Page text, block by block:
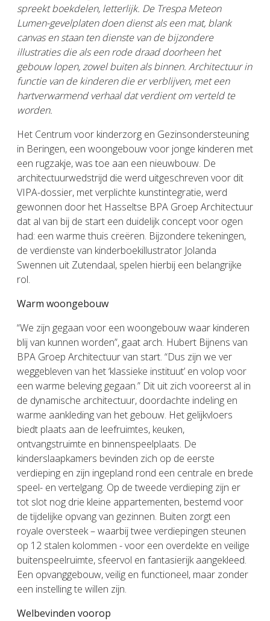
spreekt boekdelen, letterlijk. De Trespa Meteon
Lumen-gevelplaten doen dienst als een mat, blank
canvas en staan ten dienste van de bijzondere
illustraties die als een rode draad doorheen het
gebouw lopen, zowel buiten als binnen. Architectuur in
functie van de kinderen die er verblijven, met een
hartverwarmend verhaal dat verdient om verteld te
worden.
Het Centrum voor kinderzorg en Gezinsondersteuning
in Beringen, een woongebouw voor jonge kinderen met
een rugzakje, was toe aan een nieuwbouw. De
architectuurwedstrijd die werd uitgeschreven voor dit
VIPA-dossier, met verplichte kunstintegratie, werd
gewonnen door het Hasseltse BPA Groep Architectuur
dat al van bij de start een duidelijk concept voor ogen
had: een warme thuis creëren. Bijzondere tekeningen,
de verdienste van kinderboekillustrator Jolanda
Swennen uit Zutendaal, spelen hierbij een belangrijke
rol.
Warm woongebouw
“We zijn gegaan voor een woongebouw waar kinderen
blij van kunnen worden”, gaat arch. Hubert Bijnens van
BPA Groep Architectuur van start. “Dus zijn we ver
weggebleven van het ‘klassieke instituut’ en volop voor
een warme beleving gegaan.” Dit uit zich vooreerst al in
de dynamische architectuur, doordachte indeling en
warme aankleding van het gebouw. Het gelijkvloers
biedt plaats aan de leefruimtes, keuken,
ontvangstruimte en binnenspeelplaats. De
kinderslaapkamers bevinden zich op de eerste
verdieping en zijn ingepland rond een centrale en brede
speel- en vertelgang. Op de tweede verdieping zijn er
tot slot nog drie kleine appartementen, bestemd voor
de tijdelijke opvang van gezinnen. Buiten zorgt een
royale oversteek – waarbij twee verdiepingen steunen
op 12 stalen kolommen - voor een overdekte en veilige
buitenspeelruimte, sfeervol en fantasierijk aangekleed.
Een opvanggebouw, veilig en functioneel, maar zonder
een instelling te willen zijn.
Welbevinden voorop